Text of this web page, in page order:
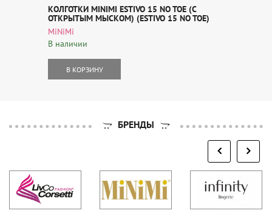
КОЛГОТКИ MINIMI ESTIVO 15 NO TOE (С
ОТКРЫТЫМ МЫСКОМ) (ESTIVO 15 NO TOE)
MiNiMi
В наличии
В КОРЗИНУ
БРЕНДЫ